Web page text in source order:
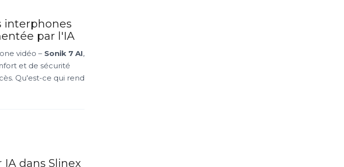
interphones
par l'IA
vidéo – Sonik 7 AI,
et de sécurité
Qu'est-ce qui rend
dans Slinex